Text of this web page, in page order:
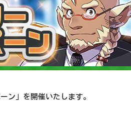
ン」を開催いたします。